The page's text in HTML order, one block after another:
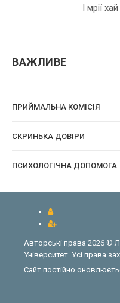
І мрії
ВАЖЛИВЕ
ПРИЙМАЛЬНА КОМІСІЯ
CКРИНЬКА ДОВІРИ
ПСИХОЛОГІЧНА ДОПОМОГА
Авторські права 2026 ©
Університет. Усі права
Сайт постійно